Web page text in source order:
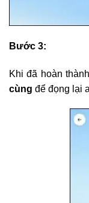
Bước 3:
Khi đã hoàn
cùng để đọng lại